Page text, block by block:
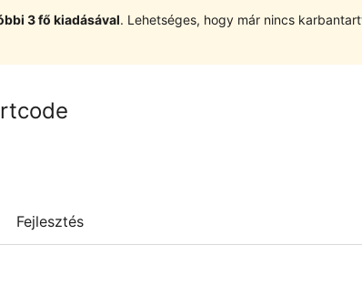
3 fő kiadásával. Lehetséges, hogy már nincs
Fejlesztés